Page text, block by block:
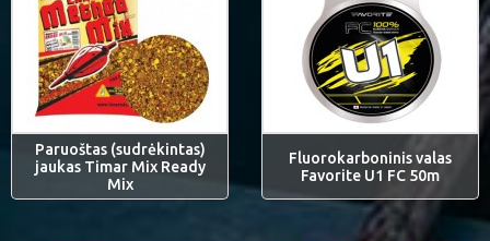
Paruoštas (sudrėkintas)
jaukas Timar Mix Ready
Mix
Fluorokarboninis valas
Favorite U1 FC 50m